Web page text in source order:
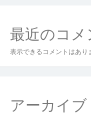
い
な
し
最近のコメ
表示できるコメントはあり
アーカイブ